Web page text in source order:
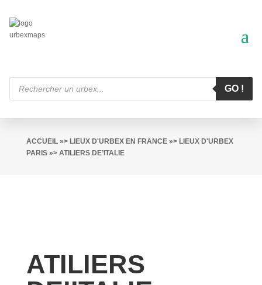
Recherche
produits
GO !
ACCUEIL»> LIEUX D'URBEX EN FRANCE»> LIEUX D'URBEX
PARIS»> ATILIERS DE’ITALIE
ATILIERS